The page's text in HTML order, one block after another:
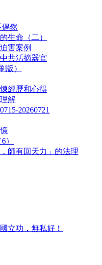
偶然
生命（二）
害案例
共活摘器官
版）
經歷和心得
解
20260721
）
師有回天力」的法理
立功，無私好！